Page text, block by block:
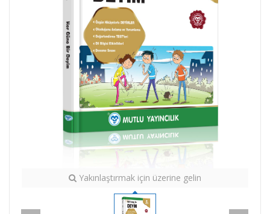
Yakınlaştırmak için üzerine gelin